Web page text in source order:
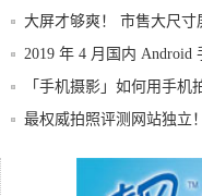
大屏才够爽！ 市售大尺寸
2019 年 4 月国内 Android
「手机摄影」如何用手机
片
最权威拍照评测网站独立
京瓷推出三防手机